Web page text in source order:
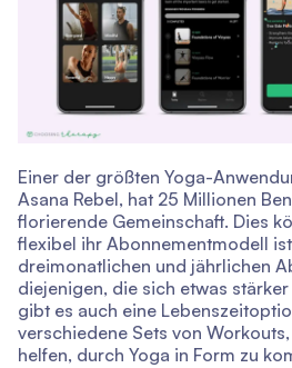
Einer der größten Yoga-
Asana Rebel, hat 25 Millionen
florierende Gemeinschaft. Dies
flexibel ihr Abonnementmodell
dreimonatlichen und jährlichen
diejenigen, die sich etwas
gibt es auch eine
verschiedene Sets von
helfen, durch Yoga in Form zu